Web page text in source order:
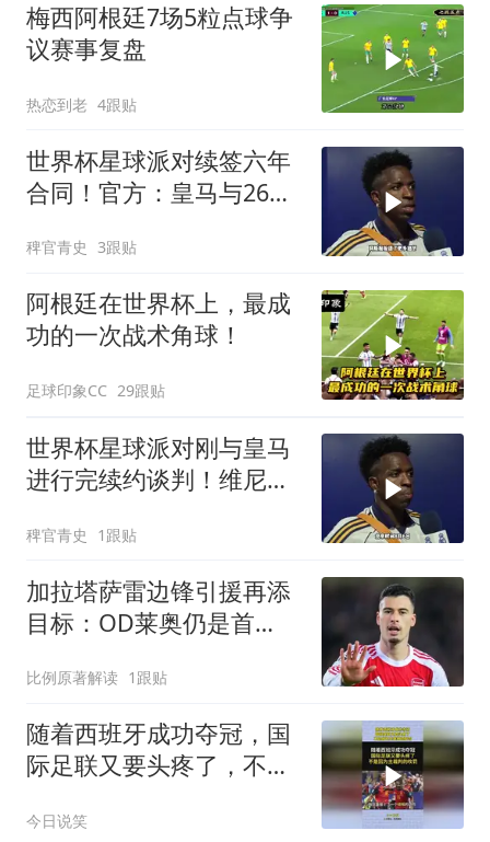
梅西阿根廷7场5粒点球争
议赛事复盘
热恋到老 4跟贴
世界杯星球派对续签六年
合同！官方：皇马与26岁
同至2032年！维尼修斯续
约
稗官青史 3跟贴
阿根廷在世界杯上，最成
功的一次战术角球！
足球印象CC 29跟贴
世界杯星球派对刚与皇马
进行完续约谈判！维尼修
帖子和个人简介！维尼修
斯
稗官青史 1跟贴
加拉塔萨雷边锋引援再添
目标：OD莱奥仍是首
比例原著解读 1跟贴
随着西班牙成功夺冠，国
际足联又要头疼了，不是
今日说笑